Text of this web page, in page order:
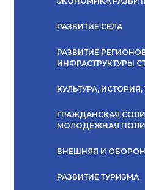
РАЗВИТИЕ СЕЛА
РАЗВИТИЕ
ИНФРАСТРУКТУРЫ
КУЛЬТУРА,
ГРАЖДАНСКАЯ
МОЛОДЕЖНАЯ
ВНЕШНЯЯ И
РАЗВИТИЕ ТУРИЗМА